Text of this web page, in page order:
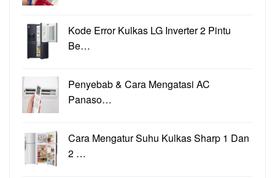
Kode Error Kulkas LG Inverter 2 Pintu
Be…
Penyebab & Cara Mengatasi AC
Panaso…
Cara Mengatur Suhu Kulkas Sharp 1 Dan
2 …